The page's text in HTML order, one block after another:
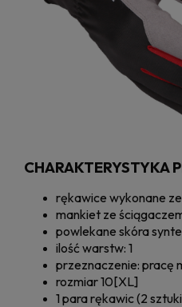
CHARAKTERYSTYKA
rękawice wykonane
mankiet ze
powlekane skóra
ilość warstw: 1
przeznaczenie: pracę
rozmiar 10[XL]
1 para rękawic (2